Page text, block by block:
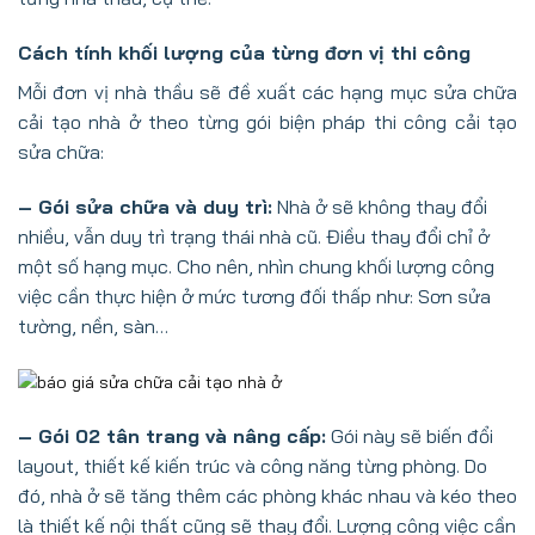
Cách tính khối lượng của từng đơn vị thi công
Mỗi đơn vị nhà thầu sẽ đề xuất các hạng mục sửa chữa
cải tạo nhà ở theo từng gói biện pháp thi công cải tạo
sửa chữa:
– Gói sửa chữa và duy trì: Nhà ở sẽ không thay đổi
nhiều, vẫn duy trì trạng thái nhà cũ. Điều thay đổi chỉ ở
một số hạng mục. Cho nên, nhìn chung khối lượng công
việc cần thực hiện ở mức tương đối thấp như: Sơn sửa
tường, nền, sàn…
– Gói 02 tân trang và nâng cấp: Gói này sẽ biến đổi
layout, thiết kế kiến trúc và công năng từng phòng. Do
đó, nhà ở sẽ tăng thêm các phòng khác nhau và kéo theo
là thiết kế nội thất cũng sẽ thay đổi. Lượng công việc cần